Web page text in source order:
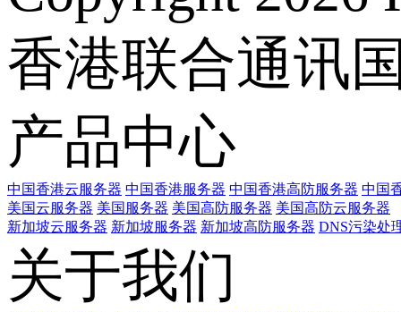
香港联合通讯
产品中心
中国香港云服务器 中国香港服务器 中国香港高防服务器 中国
美国云服务器 美国服务器 美国高防服务器 美国高防云服务器
新加坡云服务器 新加坡服务器 新加坡高防服务器 DNS污染处
关于我们